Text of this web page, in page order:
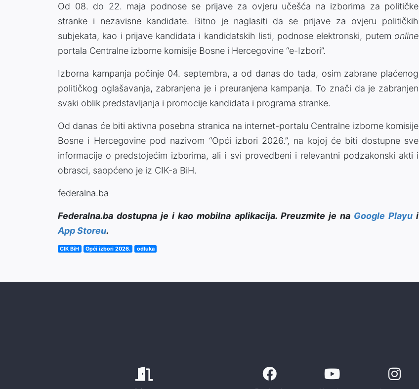
Od 08. do 22. maja podnose se prijave za ovjeru učešća na izborima za političke
stranke i nezavisne kandidate. Bitno je naglasiti da se prijave za ovjeru političkih
subjekata, kao i prijave kandidata i kandidatskih listi, podnose elektronski, putem online
portala Centralne izborne komisije Bosne i Hercegovine “e-Izbori”.
Izborna kampanja počinje 04. septembra, a od danas do tada, osim zabrane plaćenog
političkog oglašavanja, zabranjena je i preuranjena kampanja. To znači da je zabranjen
svaki oblik predstavljanja i promocije kandidata i programa stranke.
Od danas će biti aktivna posebna stranica na internet-portalu Centralne izborne komisije
Bosne i Hercegovine pod nazivom “Opći izbori 2026.”, na kojoj će biti dostupne sve
informacije o predstojećim izborima, ali i svi provedbeni i relevantni podzakonski akti i
obrasci, saopćeno je iz CIK-a BiH.
federalna.ba
Federalna.ba dostupna je i kao mobilna aplikacija. Preuzmite je na Google Playui
App Storeu.
CIK BiH Opći izbori 2026. odluka